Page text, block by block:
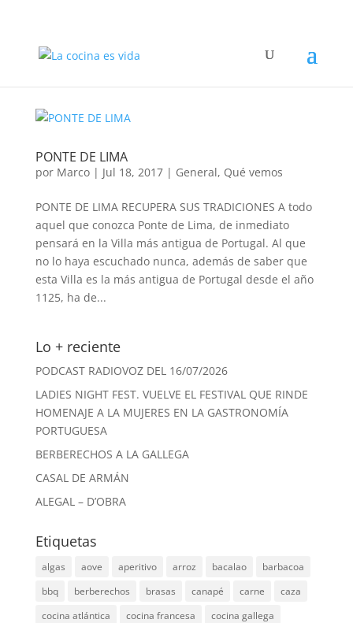
PONTE DE LIMA
por Marco| Jul 18, 2017| General, Qué vemos
PONTE DE LIMA RECUPERA SUS TRADICIONES A todo
aquel que conozca Ponte de Lima, de inmediato
pensará en la Villa más antigua de Portugal. Al que
no lo haya escuchado nunca, además de saber que
esta Villa es la más antigua de Portugal desde el año
1125, ha de...
Lo + reciente
PODCAST RADIOVOZ DEL 16/07/2026
LADIES NIGHT FEST. VUELVE EL FESTIVAL QUE RINDE
HOMENAJE A LA MUJERES EN LA GASTRONOMÍA
PORTUGUESA
BERBERECHOS A LA GALLEGA
CASAL DE ARMÁN
ALEGAL – D’OBRA
Etiquetas
algas aove aperitivo arroz bacalao
barbacoa
bbq
berberechos brasas canapé carne
caza
cocina atlántica
cocina francesa
cocina gallega